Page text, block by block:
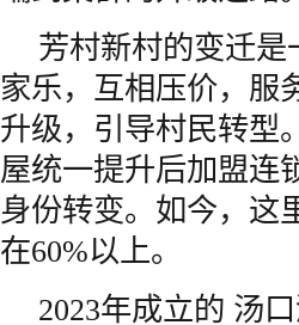
芳村新村的变迁
家乐，互相压价，服
升级，引导村民转型
屋统一提升后加盟连
身份转变。如今，这
在60%以上。
2023年成立的 汤